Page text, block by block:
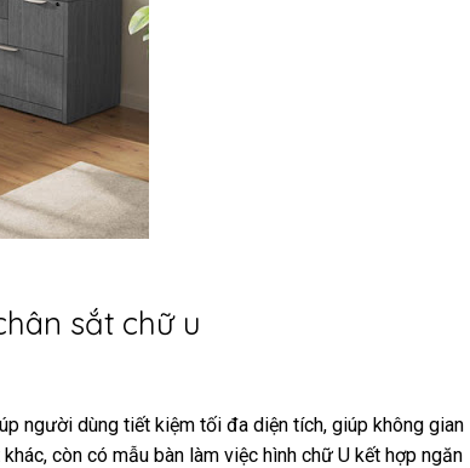
sắt chữ u
người dùng tiết kiệm tối đa diện tích, giúp không gian
còn có mẫu bàn làm việc hình chữ U kết hợp ngăn